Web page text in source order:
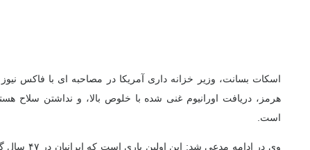
اسکات بسانت، وزیر خزانه داری آمریکا در مصاحبه ای با فاکس
هرمز، دریافت اورانیوم غنی شده با خلوص بالا، و نداشتن سلاح
است.
وی در ادامه